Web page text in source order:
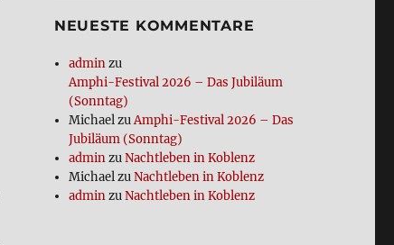
NEUE­STE KOM­MEN­TA­RE
adminzu
Amphi-Festi­val 2026 – Das Jubi­lä­um
(Sonn­tag)
MichaelzuAmphi-Festi­val 2026 – Das
Jubi­lä­um (Sonn­tag)
adminzuNacht­le­ben in Koblenz
MichaelzuNacht­le­ben in Koblenz
adminzuNacht­le­ben in Koblenz